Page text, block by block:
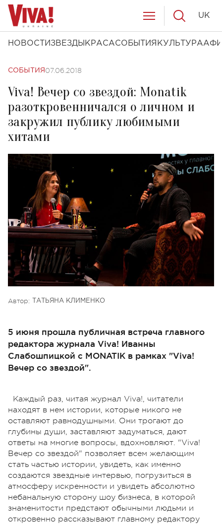
НОВОСТИ ЗВЕЗДЫ КРАСАСОБЫТИЯ КУЛЬТУРА
UK
СОБЫТИЯ 07.06.2018
Viva! Вечер со звездой: Monatik
разоткровенничался о личном и
закружил публику любимыми
хитами
Автор: ТАТЬЯНА КЛИМЕНКО
5 июня прошла публичная встреча главного
редактора журнала Viva! Иванны
Слабошпицкой с MONATIK в рамках "Viva!
Вечер со звездой".
Каждый раз, читая журнал Viva!, читатели
находят в нем истории, которые никого не
оставляют равнодушными. Они трогают до
глубины души, заставляют задуматься, дают
ответы на многие вопросы, вдохновляют. "Viva!
Вечер со звездой" позволяет всем желающим
стать частью истории, увидеть, как именно
создаются звездные интервью, погрузиться в
атмосферу искренности и увидеть абсолютно
небанальную сторону шоу бизнеса, в которой
знаменитости предстают обычными людьми и
откровенно рассказывают главному редактору